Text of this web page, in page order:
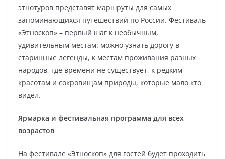
этнотуров представят маршруты для самых
запоминающихся путешествий по России. Фестиваль
«Этноскоп» – первый шаг к необычным,
удивительным местам: можно узнать дорогу в
старинные легенды, к местам проживания разных
народов, где времени не существует, к редким
красотам и сокровищам природы, которые мало кто
видел.
Ярмарка и фестивальная программа для всех
возрастов
На фестивале «Этноскоп» для гостей будет проходить